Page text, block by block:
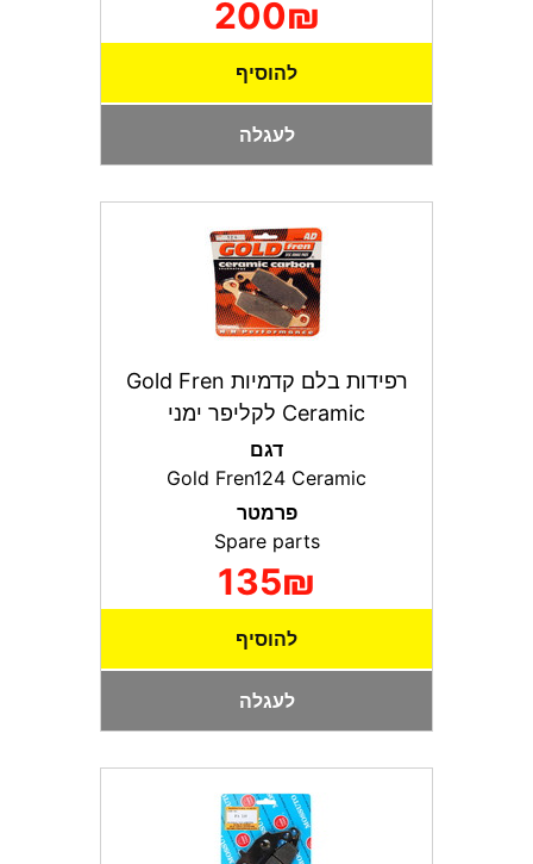
200₪
להוסיף
לעגלה
רפידות בלם קדמיות Gold Fren
Ceramic לקליפר ימני
דגם
Gold Fren124 Ceramic
פרמטר
Spare parts
135₪
להוסיף
לעגלה